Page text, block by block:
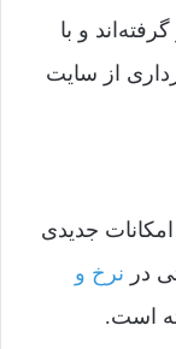
و با
از سایت
جدیدی
در نرخ و
است.